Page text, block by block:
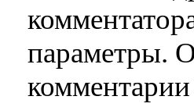
параметры.
комментарии